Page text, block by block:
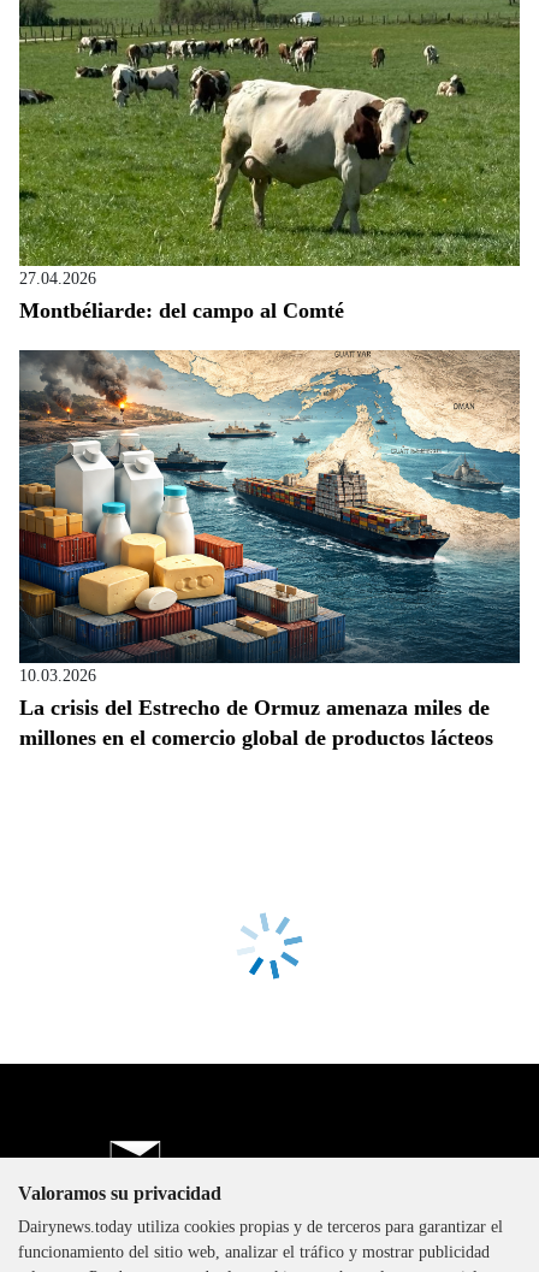
27.04.2026
Montbéliarde: del campo al Comté
10.03.2026
La crisis del Estrecho de Ormuz amenaza miles de
millones en el comercio global de productos lácteos
The DairyNews, todos los
derechos reservados, 2000-
Valoramos su privacidad
Dairynews.today utiliza cookies propias y de terceros para garantizar el
funcionamiento del sitio web, analizar el tráfico y mostrar publicidad